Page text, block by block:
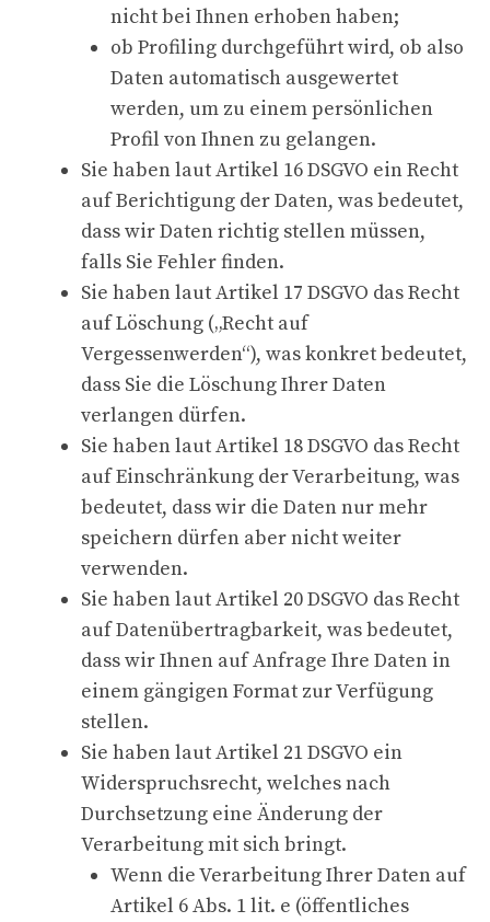
nicht bei Ihnen erhoben haben;
ob Profiling durchgeführt wird, ob also
Daten automatisch ausgewertet
werden, um zu einem persönlichen
Profil von Ihnen zu gelangen.
Sie haben laut Artikel 16 DSGVO ein Recht
auf Berichtigung der Daten, was bedeutet,
dass wir Daten richtig stellen müssen,
falls Sie Fehler finden.
Sie haben laut Artikel 17 DSGVO das Recht
auf Löschung („Recht auf
Vergessenwerden“), was konkret bedeutet,
dass Sie die Löschung Ihrer Daten
verlangen dürfen.
Sie haben laut Artikel 18 DSGVO das Recht
auf Einschränkung der Verarbeitung, was
bedeutet, dass wir die Daten nur mehr
speichern dürfen aber nicht weiter
verwenden.
Sie haben laut Artikel 20 DSGVO das Recht
auf Datenübertragbarkeit, was bedeutet,
dass wir Ihnen auf Anfrage Ihre Daten in
einem gängigen Format zur Verfügung
stellen.
Sie haben laut Artikel 21 DSGVO ein
Widerspruchsrecht, welches nach
Durchsetzung eine Änderung der
Verarbeitung mit sich bringt.
Wenn die Verarbeitung Ihrer Daten auf
Artikel 6 Abs. 1 lit. e (öffentliches